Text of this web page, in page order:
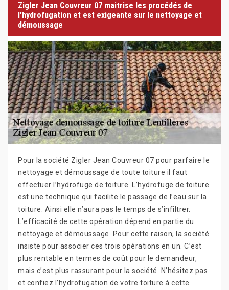
Zigler Jean Couvreur 07 maitrise les procédés de
l’hydrofugation et est exigeante sur le nettoyage et
démoussage
Pour la société Zigler Jean Couvreur 07 pour parfaire le
nettoyage et démoussage de toute toiture il faut
effectuer l’hydrofuge de toiture. L’hydrofuge de toiture
est une technique qui facilite le passage de l’eau sur la
toiture. Ainsi elle n’aura pas le temps de s’infiltrer.
L’efficacité de cette opération dépend en partie du
nettoyage et démoussage. Pour cette raison, la société
insiste pour associer ces trois opérations en un. C’est
plus rentable en termes de coût pour le demandeur,
mais c’est plus rassurant pour la société. N’hésitez pas
et confiez l’hydrofugation de votre toiture à cette